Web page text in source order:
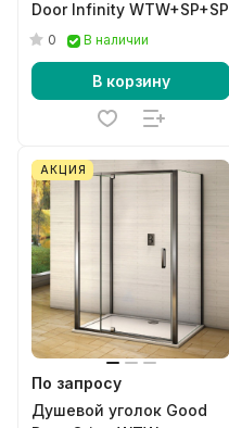
Door Infinity WTW+SP+SP
0 В наличии
В корзину
АКЦИЯ
По запросу
Душевой уголок Good